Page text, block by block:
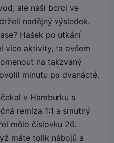
ale naši borci ve
nadějný výsledek.
Hašek po utkání
více aktivity, ta ovšem
na takzvaný
minutu po dvanácté.
v Hamburku s
remíza 1:1 a smutný
mělo číslovku 26.
máte tolik nábojů a